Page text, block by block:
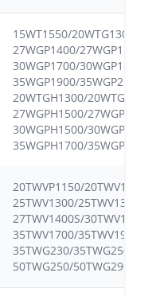
15WT1550/20WTG1300/
27WGP1400/27WGP1500/
30WGP1700/30WGP1800/
35WGP1900/35WGP2100/
20WTGH1300/
27WGPH1500/
30WGPH1500/
35WGPH1700/
20TWVP1150/20TWV1200/
25TWV1300/25TWV1300S/
27TWV1400S/30TWV1500/
35TWV1700/35TWV1900/
35TWG230/35TWG250/
50TWG250/50TWG290/